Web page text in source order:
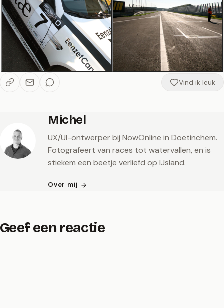
Vind ik leuk
Michel
UX/UI-ontwerper bij NowOnline in Doetinchem.
Fotografeert van races tot watervallen, en is
stiekem een beetje verliefd op IJsland.
Over mij
Geef een reactie